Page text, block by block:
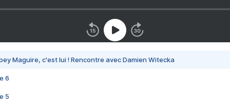
Maguire, c'est lui ! Rencontre avec Damien Witecka
6
5